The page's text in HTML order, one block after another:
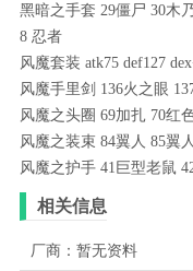
黑暗之手套 29僵尸 30木
8 忍者
风魔套装 atk75 def127
风魔手里剑 136火之眼
风魔之头圈 69加扎 70红
风魔之装束 84翼人 85翼
风魔之护手 41巨型老鼠
相关信息
厂商：暂无资料